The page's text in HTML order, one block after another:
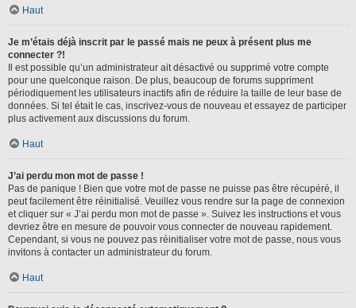
Haut
Je m’étais déjà inscrit par le passé mais ne peux à présent plus me
connecter ?!
Il est possible qu’un administrateur ait désactivé ou supprimé votre compte
pour une quelconque raison. De plus, beaucoup de forums suppriment
périodiquement les utilisateurs inactifs afin de réduire la taille de leur base de
données. Si tel était le cas, inscrivez-vous de nouveau et essayez de participer
plus activement aux discussions du forum.
Haut
J’ai perdu mon mot de passe !
Pas de panique ! Bien que votre mot de passe ne puisse pas être récupéré, il
peut facilement être réinitialisé. Veuillez vous rendre sur la page de connexion
et cliquer sur « J’ai perdu mon mot de passe ». Suivez les instructions et vous
devriez être en mesure de pouvoir vous connecter de nouveau rapidement.
Cependant, si vous ne pouvez pas réinitialiser votre mot de passe, nous vous
invitons à contacter un administrateur du forum.
Haut